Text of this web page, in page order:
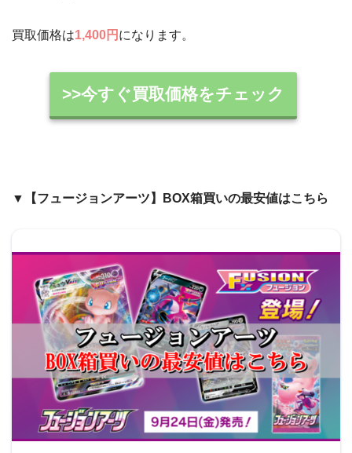
買取価格は1,400円 になります。
>>今すぐ買取価格をチェック
▼【フュージョンアーツ】BOX箱買いの最安値はこちら